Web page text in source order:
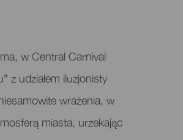
w Central Carnival
z udziałem iluzjonisty
wrażenia, w
miasta, urzekając